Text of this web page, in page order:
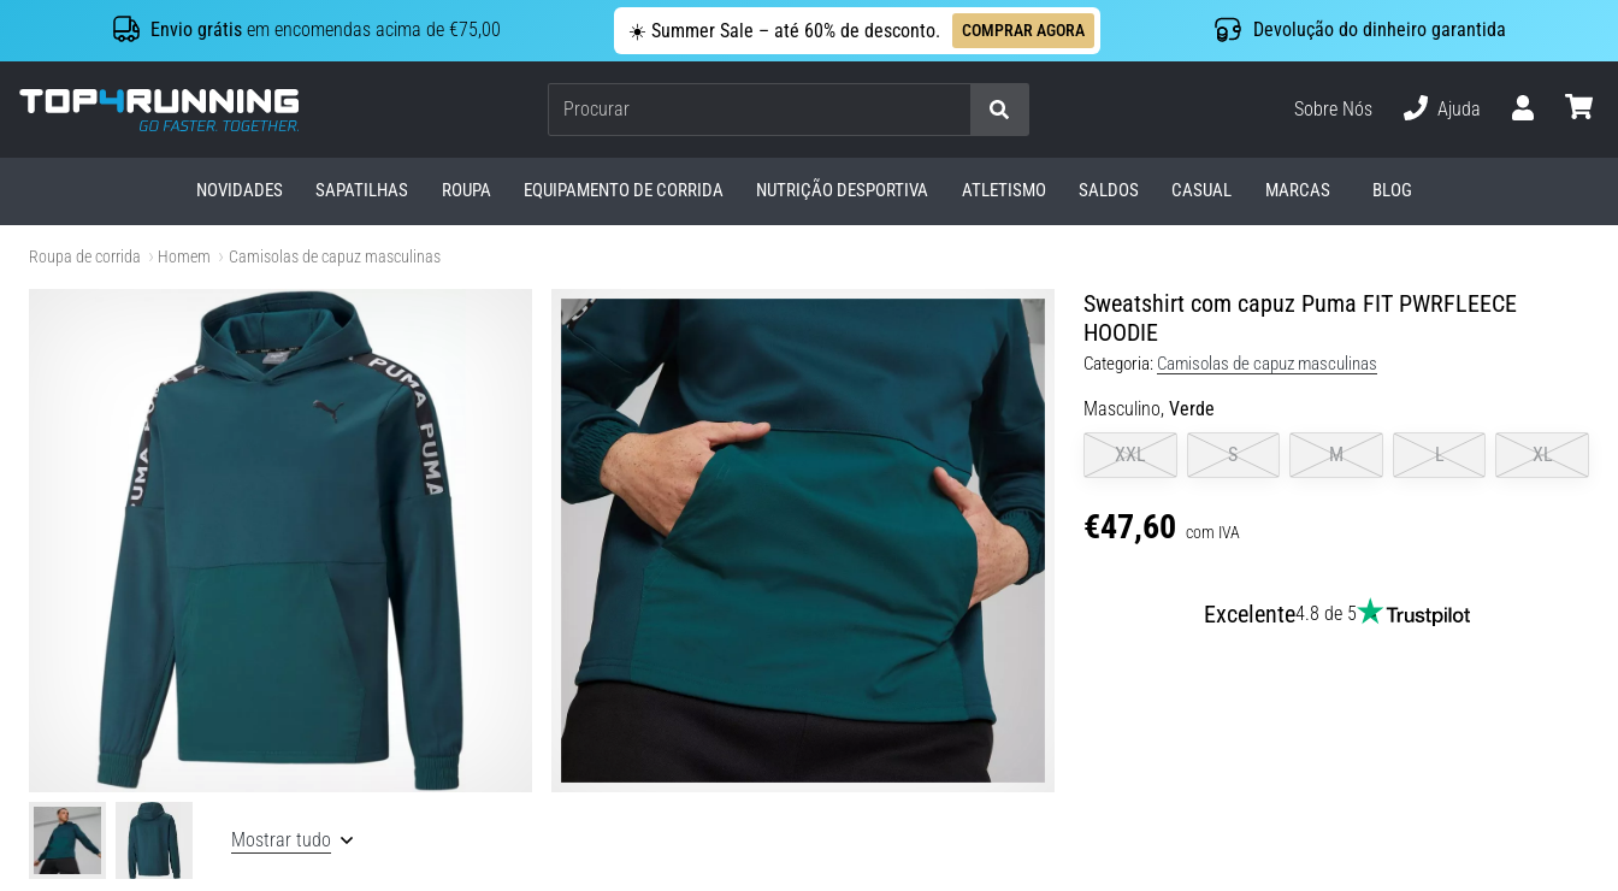
Envio grátis em encomendas acima de €75,00 ☀️ Summer Sale – até 60% de desconto. COMPRAR AGORA Devolução do dinheiro garantida
Top4Running.pt
Procurar
Sobre Nós
Ajuda
NOVIDADES SAPATILHAS ROUPA EQUIPAMENTO DE CORRIDA NUTRIÇÃO DESPORTIVA ATLETISMO SALDOS CASUAL MARCAS BLOG
Roupa de corrida Homem Camisolas de capuz masculinas
Sweatshirt com capuz Puma FIT PWRFLEECE
HOODIE
Categoria: Camisolas de capuz masculinas
Masculino, Verde
XXL
S M L XL
€47,60 com IVA
Excelente4.8 de 5
Mostrar tudo